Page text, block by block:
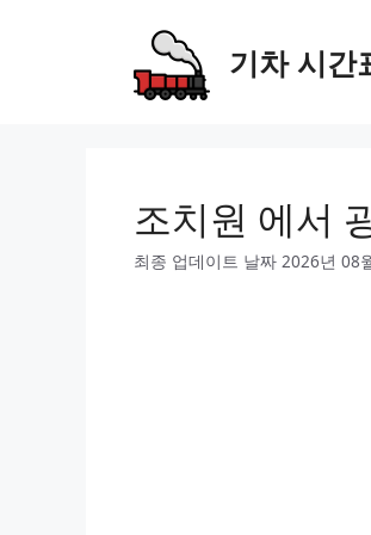
기차 시간
조치원 에서
최종 업데이트 날짜 2026년 08